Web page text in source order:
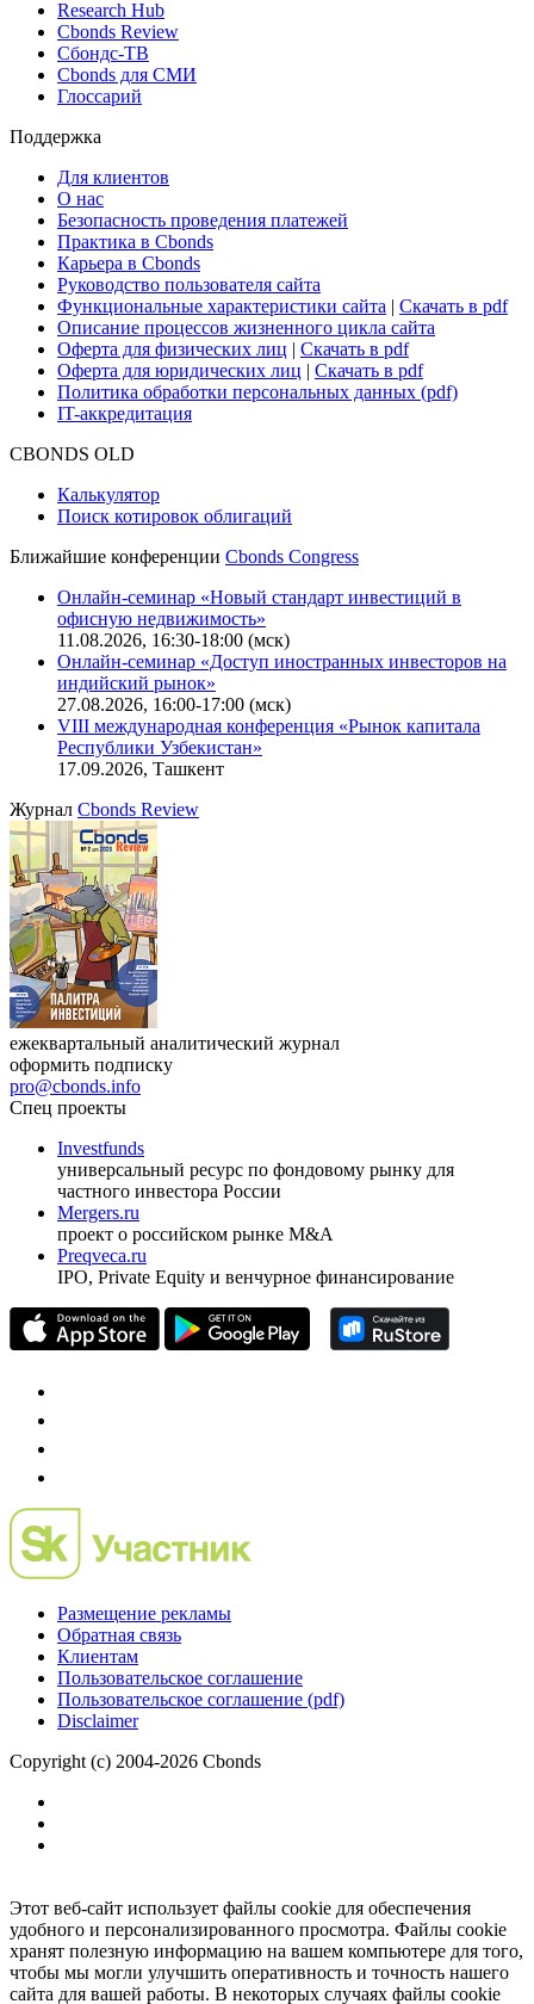
Research Hub
Cbonds Review
Сбондс-ТВ
Cbonds для СМИ
Глоссарий
Поддержка
Для клиентов
О нас
Безопасность проведения платежей
Практика в Cbonds
Карьера в Cbonds
Руководство пользователя сайта
Функциональные характеристики сайта | Скачать в pdf
Описание процессов жизненного цикла сайта
Оферта для физических лиц | Скачать в pdf
Оферта для юридических лиц | Скачать в pdf
Политика обработки персональных данных (pdf)
IT-аккредитация
CBONDS OLD
Калькулятор
Поиск котировок облигаций
Ближайшие конференции Cbonds Congress
Онлайн-семинар «Новый стандарт инвестиций в
офисную недвижимость»
11.08.2026, 16:30-18:00 (мск)
Онлайн-семинар «Доступ иностранных инвесторов на
индийский рынок»
27.08.2026, 16:00-17:00 (мск)
VIII международная конференция «Рынок капитала
Республики Узбекистан»
17.09.2026, Ташкент
Журнал Cbonds Review
ежеквартальный аналитический журнал
оформить подписку
pro@cbonds.info
Спец проекты
Investfunds
универсальный ресурс по фондовому рынку для
частного инвестора России
Mergers.ru
проект о российском рынке M&A
Preqveca.ru
IPO, Private Equity и венчурное финансирование
Размещение рекламы
Обратная связь
Клиентам
Пользовательское соглашение
Пользовательское соглашение (pdf)
Disclaimer
Copyright (c) 2004-2026 Cbonds
Этот веб-сайт использует файлы cookie для обеспечения
удобного и персонализированного просмотра. Файлы cookie
хранят полезную информацию на вашем компьютере для того,
чтобы мы могли улучшить оперативность и точность нашего
сайта для вашей работы. В некоторых случаях файлы cookie